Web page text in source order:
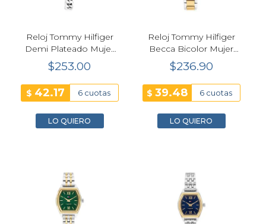
Reloj Tommy Hilfiger
Demi Plateado Mujer
21mm
$253.00
$ 42.17 6 cuotas
LO QUIERO
Reloj Tommy Hilfiger
Becca Bicolor Mujer
28mm
$236.90
$ 39.48 6 cuotas
LO QUIERO